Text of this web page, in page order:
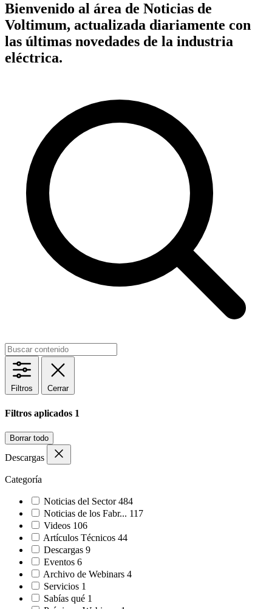
Bienvenido al área de Noticias de
Voltimum, actualizada diariamente con
las últimas novedades de la industria
eléctrica.
Filtros Cerrar
Filtros aplicados 1
Borrar todo
Descargas
Categoría
Noticias del Sector484
Noticias de los Fabr... 117
Videos 106
Artículos Técnicos 44
Descargas 9
Eventos 6
Archivo de Webinars 4
Servicios 1
Sabías qué 1